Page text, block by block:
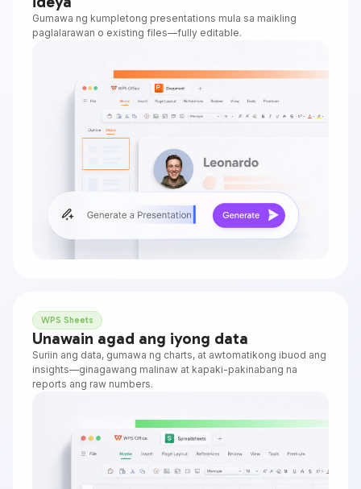
Gumawa ng kumpletong presentations mula sa maikling
paglalarawan o existing files—fully editable.
WPS Sheets
Unawain agad ang iyong data
Suriin ang data, gumawa ng charts, at awtomatikong ibuod ang
insights—ginagawang malinaw at kapaki-pakinabang na
reports ang raw numbers.